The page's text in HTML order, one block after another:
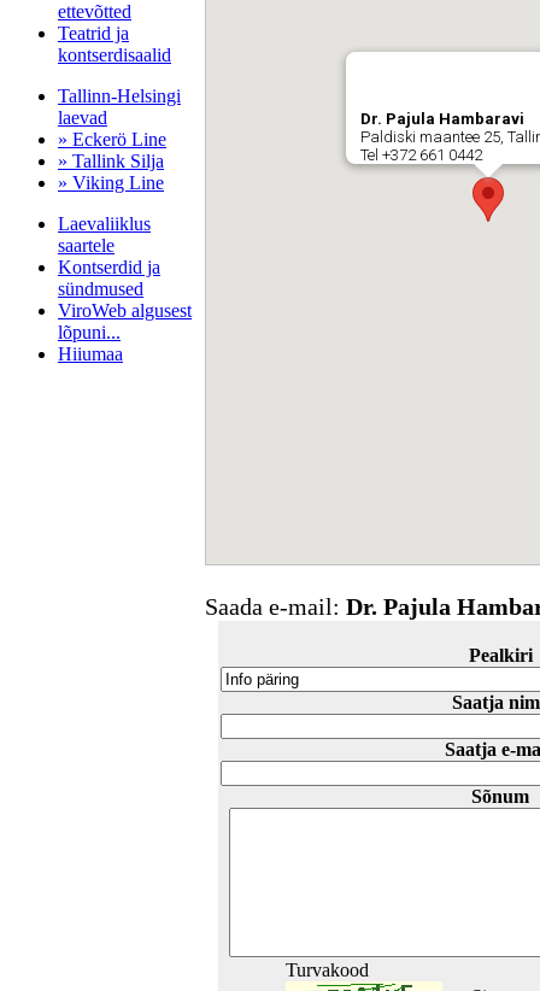
ettevõtted
Teatrid ja
kontserdisaalid
Tallinn-Helsingi
laevad
» Eckerö Line
» Tallink Silja
» Viking Line
Laevaliiklus
saartele
Kontserdid ja
sündmused
ViroWeb algusest
lõpuni...
Hiiumaa
Dr. Pajula Hambaravi
Paldiski maantee 25,
Tel +372 661 0442
Saada e-mail: Dr. Pajula
Pealkiri
Saatja
Saatja e-
Sõnum
Turvakood